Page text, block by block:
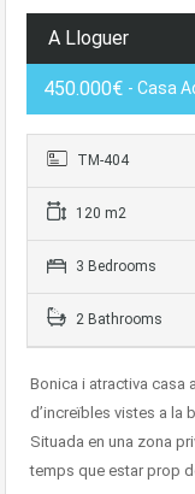
A Lloguer
450.000€ - Casa
TM-404
120 m2
3 Bedrooms
2 Bathrooms
Bonica i atractiva casa
d’increïbles vistes a la
Situada en una zona
temps que estar prop